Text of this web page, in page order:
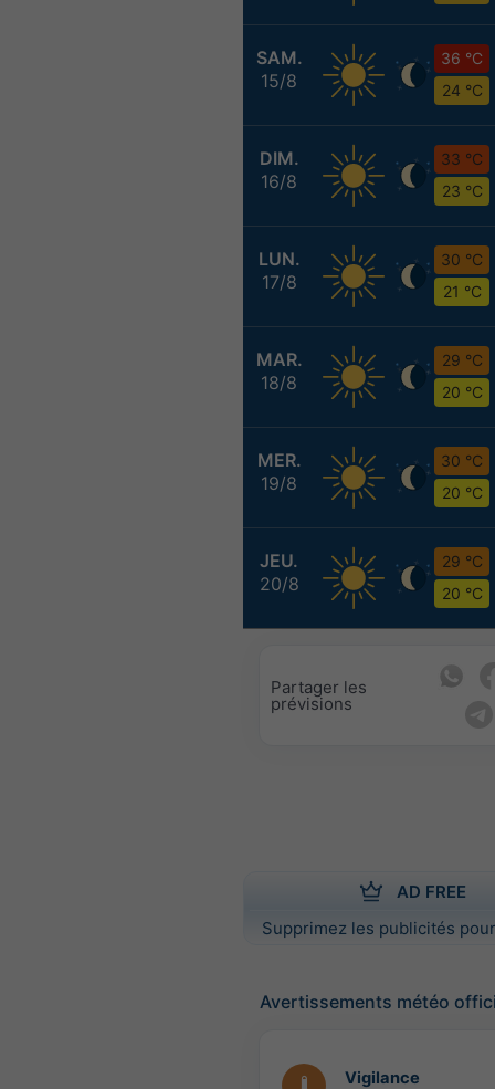
SAM.
15/8
36 °C
24 °C
DIM.
16/8
33 °C
23 °C
LUN.
17/8
30 °C
21 °C
MAR.
18/8
29 °C
20 °C
MER.
19/8
30 °C
20 °C
JEU.
20/8
29 °C
20 °C
Partager les
prévisions
AD FREE
Supprimez les publicités
Avertissements météo
Vigilance